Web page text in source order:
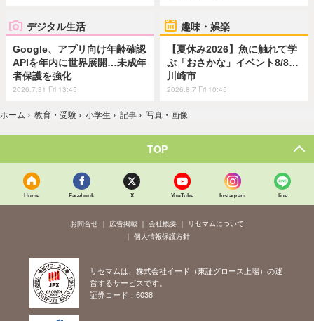
デジタル生活
Google、アプリ向け年齢確認
APIを年内に世界展開…未成年
者保護を強化
2026.7.31 Fri 13:45
趣味・娯楽
【夏休み2026】魚に触れて学
ぶ「おさかな」イベント8/8…
川崎市
2026.8.7 Fri 10:45
ホーム › 教育・受験 › 小学生 › 記事 › 写真・画像
TOP
Home Facebook X YouTube Instagram line
お問合せ 広告掲載 会社概要
リセマムについて
個人情報保護方針
リセマムは、株式会社イード（東証グロース上場）の運
営するサービスです。
証券コード：6038